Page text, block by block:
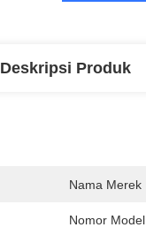
Deskripsi Produk
Nama Merek
Nomor Model